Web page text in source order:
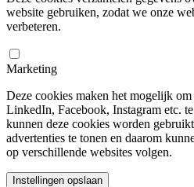
website gebruiken, zodat we onze
verbeteren.
Marketing
Deze cookies maken het mogelijk om
LinkedIn, Facebook, Instagram etc.
kunnen deze cookies worden
advertenties te tonen en daarom
op verschillende websites volgen.
Instellingen opslaan